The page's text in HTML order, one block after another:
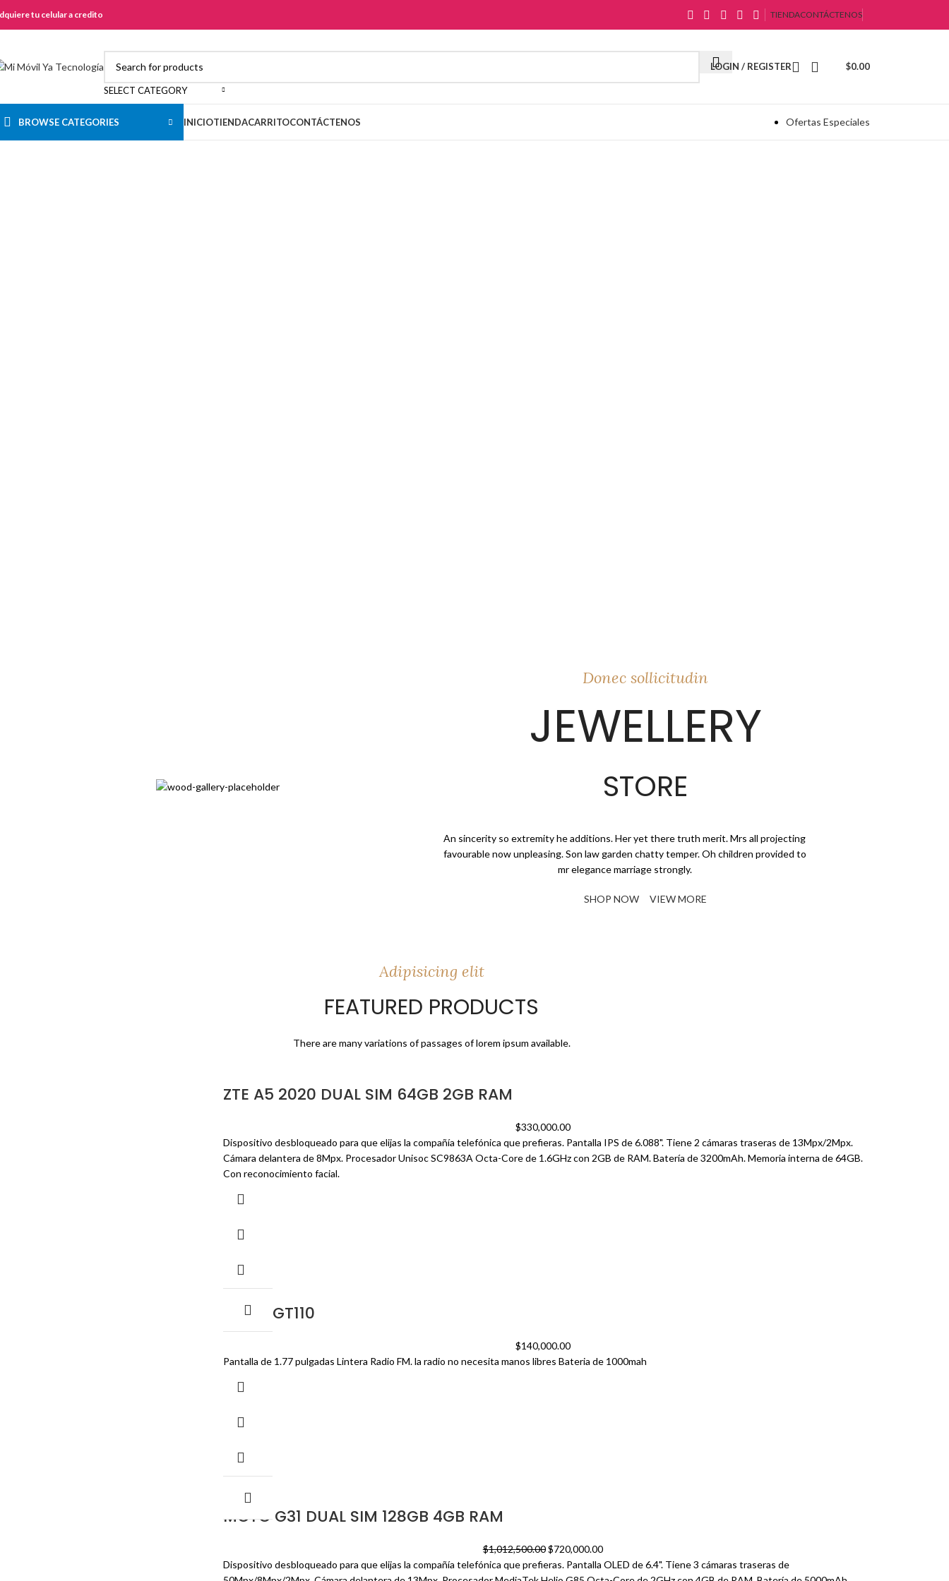
tu celular a credito TIENDACONTÁCTENOS
SELECT CATEGORY
LOGIN / REGISTER $0.00
BROWSE CATEGORIES INICIOTIENDACARRITOCONTÁCTENOS Ofertas Especiales
Donec sollicitudin
JEWELLERY
STORE
An sincerity so extremity he additions. Her yet there truth merit. Mrs all projecting
favourable now unpleasing. Son law garden chatty temper. Oh children provided to
mr elegance marriage strongly.
SHOP NOW VIEW MORE
Adipisicing elit
FEATURED PRODUCTS
There are many variations of passages of lorem ipsum available.
ZTE A5 2020 DUAL SIM 64GB 2GB RAM
$330,000.00
Dispositivo desbloqueado para que elijas la compañía telefónica que prefieras. Pantalla IPS de 6.088". Tiene 2 cámaras traseras de 13Mpx/2Mpx.
Cámara delantera de 8Mpx. Procesador Unisoc SC9863A Octa-Core de 1.6GHz con 2GB de RAM. Batería de 3200mAh. Memoria interna de 64GB.
Con reconocimiento facial.
CORN GT110
$140,000.00
Pantalla de 1.77 pulgadas Lintera Radio FM. la radio no necesita manos libres Bateria de 1000mah
MOTO G31 DUAL SIM 128GB 4GB RAM
$1,012,500.00$720,000.00
Dispositivo desbloqueado para que elijas la compañía telefónica que prefieras. Pantalla OLED de 6.4". Tiene 3 cámaras traseras de